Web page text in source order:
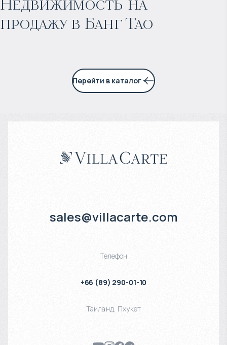
Недвижимость на
продажу в Банг Тао
6% годовых
Перейти в каталог
sales@villacarte.com
Телефон
+66 (89) 290-01-10
Таиланд, Пхукет